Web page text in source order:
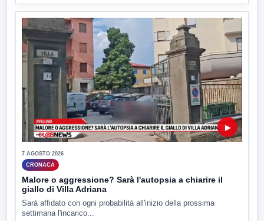
▶
7 AGOSTO 2026
CRONACA
Malore o aggressione? Sarà l'autopsia a chiarire il
giallo di Villa Adriana
Sarà affidato con ogni probabilità all'inizio della prossima
settimana l'incarico...